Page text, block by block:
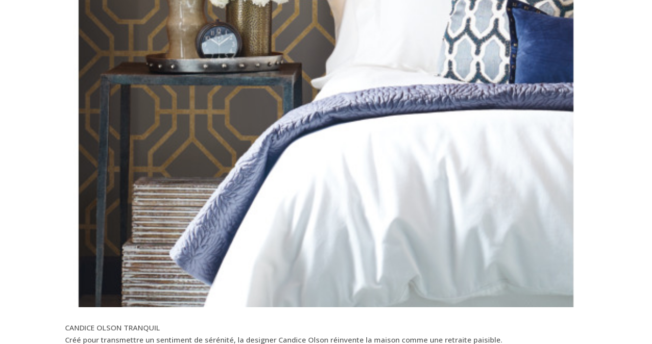
CANDICE OLSON TRANQUIL
Créé pour transmettre un sentiment de sérénité, la designer Candice Olson réinvente la maison comme une retraite paisible.